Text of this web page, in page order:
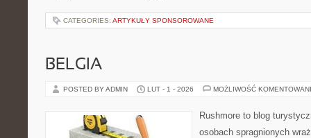
CATEGORIES: ARTYKUŁY SPONSOROWANE
BELGIA
POSTED BY ADMIN LUT - 1 - 2026 MOŻLIWOŚĆ
Rushmore to blog
osobach spragnionych